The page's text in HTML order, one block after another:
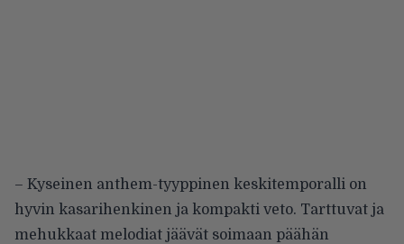
– Kyseinen anthem-tyyppinen keskitemporalli on
hyvin kasarihenkinen ja kompakti veto. Tarttuvat ja
mehukkaat melodiat jäävät soimaan päähän